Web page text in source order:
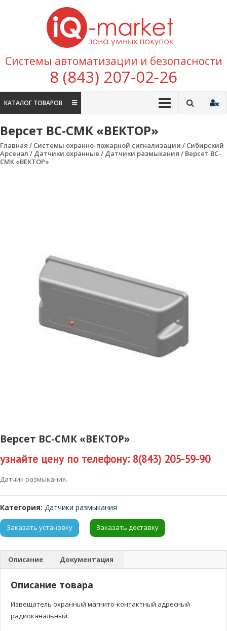
Перейти к содержимому
покупок
Системы автоматизации и безопасности
8 (843) 207-02-26
КАТАЛОГ ТОВАРОВ
Версет ВС-СМК «ВЕКТОР»
Главная / Системы охранно-пожарной сигнализации / Сибирский
Арсенал / Датчики охранные / Датчики размыкания / Версет ВС-
СМК «ВЕКТОР»
Версет ВС-СМК «ВЕКТОР»
узнайте цену по телефону: 8(843) 205-59-90
Датчик размыкания.
Категория: Датчики размыкания
Заказать установку Заказать доставку
Описание Документация
Описание товара
Извещатель охранный магнито-контактный адресный
радиоканальный.